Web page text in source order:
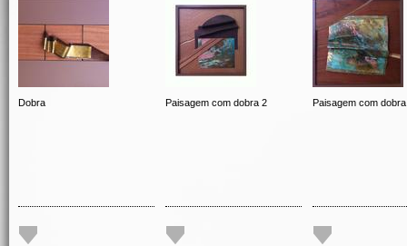
Dobra Paisagem com dobra 2 Paisagem com